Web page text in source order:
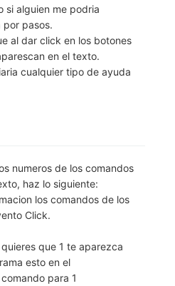
si alguien me podria
por pasos.
al dar click en los botones
en el texto.
cualquier tipo de ayuda
numeros de los comandos
haz lo siguiente:
los comandos de los
Click.
que 1 te aparezca
esto en el
para 1